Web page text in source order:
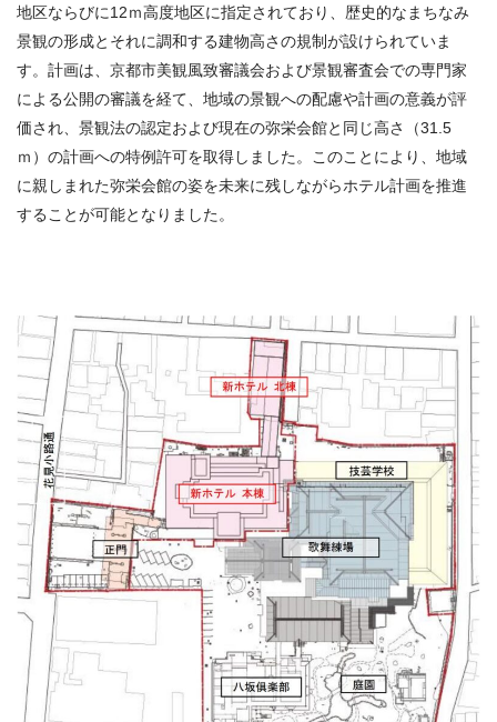
地区ならびに12ｍ高度地区に指定されており、歴史的なまちなみ
景観の形成とそれに調和する建物高さの規制が設けられていま
す。計画は、京都市美観風致審議会および景観審査会での専門家
による公開の審議を経て、地域の景観への配慮や計画の意義が評
価され、景観法の認定および現在の弥栄会館と同じ高さ（31.5
ｍ）の計画への特例許可を取得しました。このことにより、地域
に親しまれた弥栄会館の姿を未来に残しながらホテル計画を推進
することが可能となりました。